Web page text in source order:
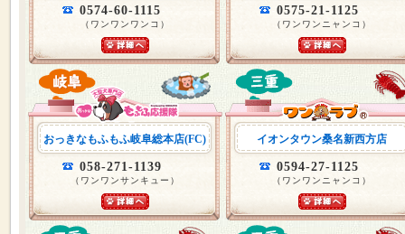
0574-60-1115
（ワンワンワンコ）
0575-21-1125
（ワンワンニャンコ）
おっきなもふもふ岐阜総本店(FC)
058-271-1139
（ワンワンサンキュー）
イオンタウン桑名新西方店
0594-27-1125
（ワンワンニャンコ）